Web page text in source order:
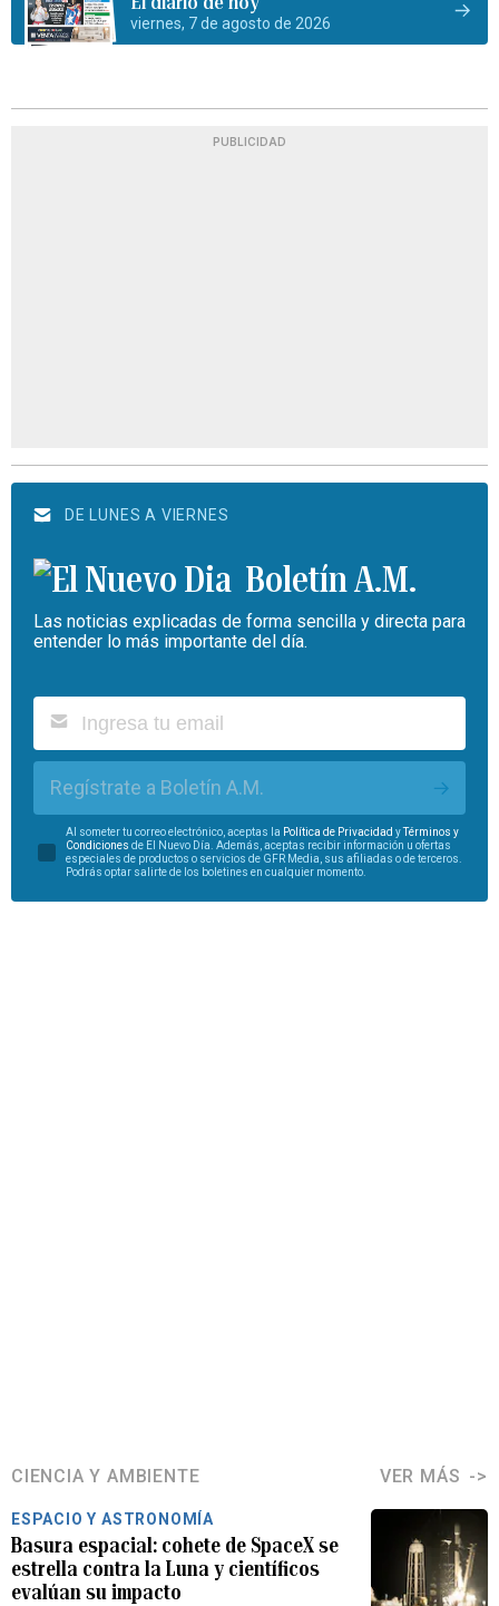
viernes, 7 de agosto de 2026
PUBLICIDAD
DE LUNES A VIERNES
Boletín A.M.
Las noticias explicadas de forma sencilla y directa para
entender lo más importante del día.
Regístrate a Boletín A.M.
Al someter tu correo electrónico, aceptas la Política de Privacidad yTérminos y
Condiciones de El Nuevo Día. Además, aceptas recibir información u ofertas
especiales de productos o servicios de GFR Media, sus afiliadas o de terceros.
Podrás optar salirte de los boletines en cualquier momento.
CIENCIA Y AMBIENTE VER MÁS
ESPACIO Y ASTRONOMÍA
Basura espacial: cohete de SpaceX se
estrella contra la Luna y científicos
evalúan su impacto